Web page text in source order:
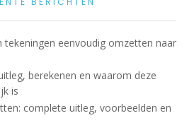
tekeningen eenvoudig omzetten naar
berekenen en waarom deze
is
complete uitleg, voorbeelden en